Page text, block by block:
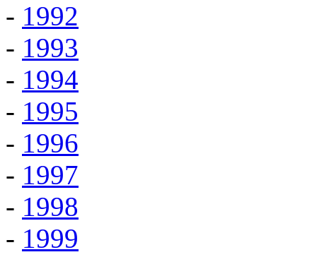
- 1992
- 1993
- 1994
- 1995
- 1996
- 1997
- 1998
- 1999